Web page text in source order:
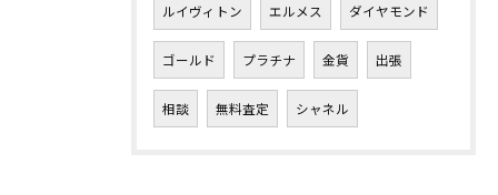
ルイヴィトン エルメス ダイヤモンド
ゴールド プラチナ 金貨 出張
相談 無料査定 シャネル